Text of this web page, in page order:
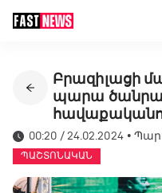
Բրազիլացի
պարա
00:20 / 24.02.2024 •
ՊԱՇՏՈՆԱԿԱՆ